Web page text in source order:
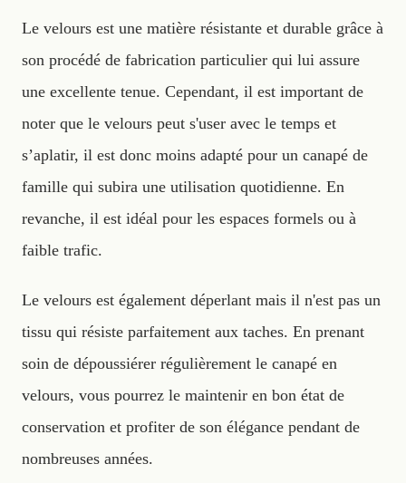
Le velours est une matière résistante et durable grâce à
son procédé de fabrication particulier qui lui assure
une excellente tenue. Cependant, il est important de
noter que le velours peut s'user avec le temps et
s’aplatir, il est donc moins adapté pour un canapé de
famille qui subira une utilisation quotidienne. En
revanche, il est idéal pour les espaces formels ou à
faible trafic.
Le velours est également déperlant mais il n'est pas un
tissu qui résiste parfaitement aux taches. En prenant
soin de dépoussiérer régulièrement le canapé en
velours, vous pourrez le maintenir en bon état de
conservation et profiter de son élégance pendant de
nombreuses années.